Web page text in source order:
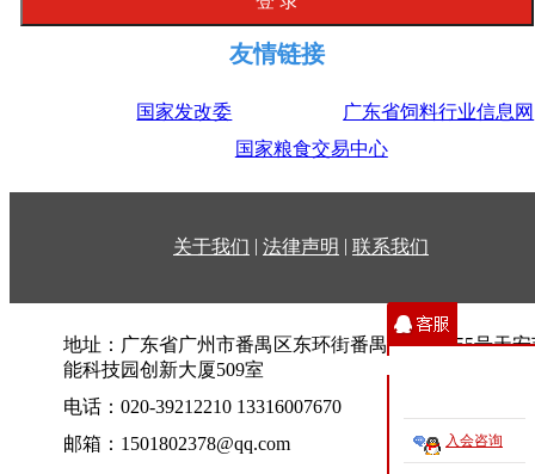
友情链接
国家发改委
广东省饲料行业信息网
国家粮食交易中心
关于我们 | 法律声明 | 联系我们
地址：广东省广州市番禺区东环街番禺大道北555号天安
能科技园创新大厦509室
电话：020-39212210 13316007670
邮箱：1501802378@qq.com
入会咨询